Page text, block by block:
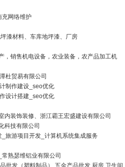
充网络维护
漆材料、车库地坪漆、厂房
，销售机电设备，农业装备，农产品加工机
杜贸易有限公司
制作建设_seo优化
设计搭建_seo优化
内装饰装修、浙江霸王宏盛建设有限公司
科技有限公司
旅游项目开发_计算机系统集成服务
熟瑟维铝业有限公司
批发（塑料制品） 五金产品批发 厨房 卫生间